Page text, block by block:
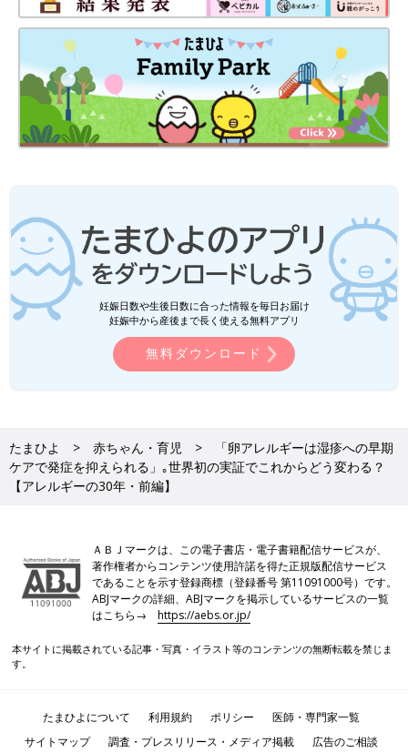
妊娠日数や生後日数に合った情報を毎日お届け
妊娠中から産後まで長く使える無料アプリ
無料ダウンロード
たまひよ 赤ちゃん・育児
「卵アレルギーは湿疹への早期
ケアで発症を抑えられる」｡世界初の実証でこれからどう変わる？
【アレルギーの30年・前編】
ＡＢＪマークは、この電子書店・電子書籍配信サービスが、
著作権者からコンテンツ使用許諾を得た正規版配信サービス
であることを示す登録商標（登録番号 第11091000号）です。
ABJマークの詳細、ABJマークを掲示しているサービスの一覧
はこちら→https://aebs.or.jp/
本サイトに掲載されている記事・写真・イラスト等のコンテンツの無断転載を禁じま
す。
たまひよについて 利用規約 ポリシー
医師・専門家一覧
サイトマップ
調査・プレスリリース・メディア掲載 広告のご相談